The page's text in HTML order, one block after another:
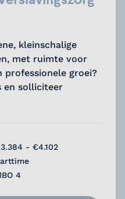
kleinschalige
met ruimte voor
professionele groei?
en solliciteer
- €4.102
4